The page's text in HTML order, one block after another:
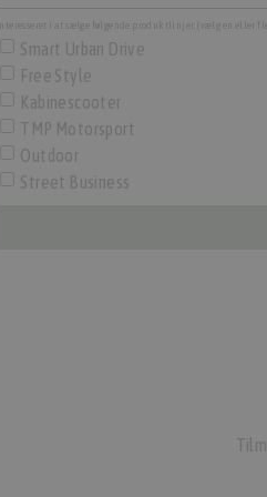
Interesseret i at sælge følgende produktlinjer: (vælg en eller
Smart Urban Drive
Free Style
Kabinescooter
TMP Motorsport
Outdoor
Street Business